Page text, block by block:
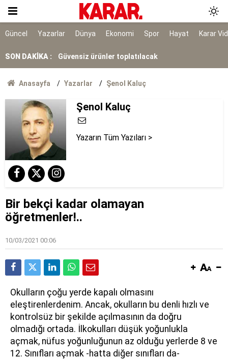
Güncel Yazarlar Dünya Ekonomi Spor Hayat Karar
SON DAKİKA :
YENİ Parti kapalı grup toplantısı yapacak
Çorum’da kayıp adam kazada ölü bulundu
Güvensiz ürünler toplatılacak
Gören Maldivler sanıyor ama burası Van!
Tutuklanan Menderes Belediye Başkanı
CHP’den istifa etti
Anasayfa Yazarlar Şenol Kaluç
Şenol Kaluç
Yazarın Tüm Yazıları >
Bir bekçi kadar olamayan
öğretmenler!..
10/03/2021 00:06
Okulların çoğu yerde kapalı olmasını
eleştirenlerdenim. Ancak, okulların bu denli hızlı ve
kontrolsüz bir şekilde açılmasının da doğru
olmadığı ortada. İlkokulları düşük yoğunlukla
açmak, nüfus yoğunluğunun az olduğu yerlerde 8 ve
12. Sınıfları açmak -hatta diğer sınıfları da-